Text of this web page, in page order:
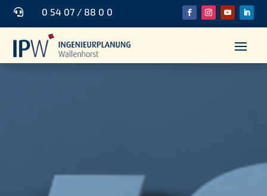
 0 54 07 / 88 0 0